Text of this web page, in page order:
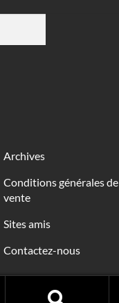
Archives
Conditions générales de
vente
Sites amis
Contactez-nous
2006 - 2026